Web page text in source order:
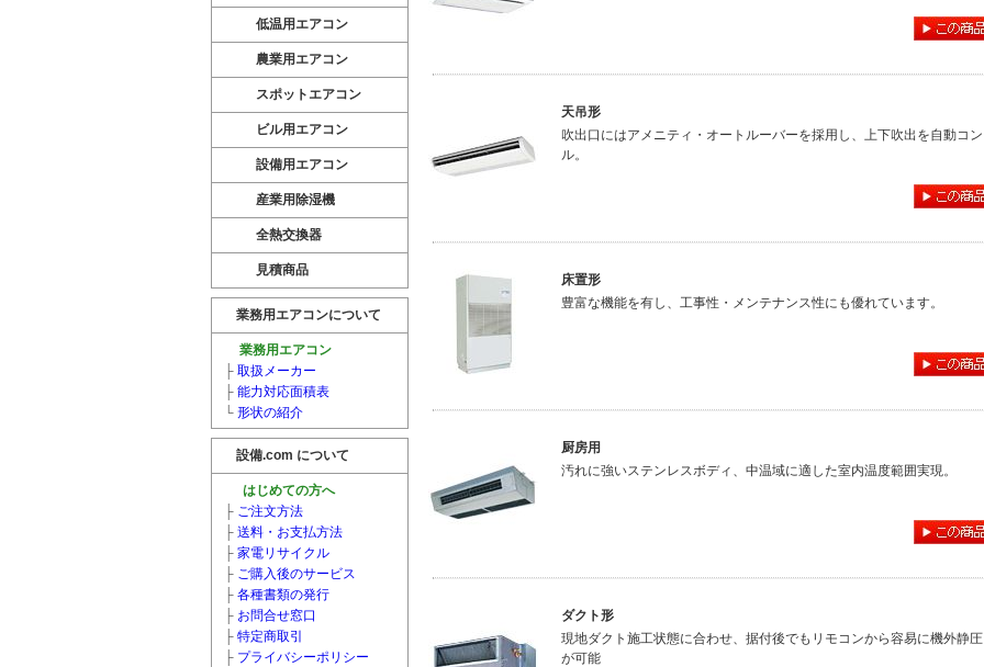
低温用エアコン
農業用エアコン
スポットエアコン
ビル用エアコン
設備用エアコン
産業用除湿機
全熱交換器
見積商品
業務用エアコンについて
業務用エアコン
├ 取扱メーカー
├ 能力対応面積表
└ 形状の紹介
設備.com について
はじめての方へ
├ ご注文方法
├ 送料・お支払方法
├ 家電リサイクル
├ ご購入後のサービス
├ 各種書類の発行
├ お問合せ窓口
├ 特定商取引
├ プライバシーポリシー
天吊形
吹出口にはアメニティ・オートルーバーを採用し、上下吹出を自動コ
ル。
床置形
豊富な機能を有し、工事性・メンテナンス性にも優れています。
厨房用
汚れに強いステンレスボディ、中温域に適した室内温度範囲実現。
ダクト形
現地ダクト施工状態に合わせ、据付後でもリモコンから容易に機外静
が可能